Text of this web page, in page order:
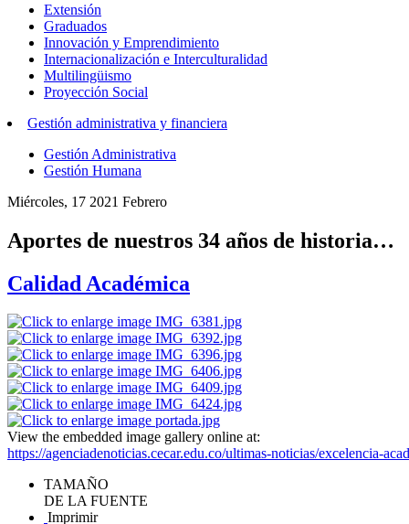
Extensión
Graduados
Innovación y Emprendimiento
Internacionalización e Interculturalidad
Multilingüismo
Proyección Social
Gestión administrativa y financiera
Gestión Administrativa
Gestión Humana
Miércoles, 17 2021 Febrero
Aportes de nuestros 34 años de historia…
Calidad Académica
View the embedded image gallery online at:
https://agenciadenoticias.cecar.edu.co/ultimas-noticias/excelencia-
TAMAÑO
DE LA FUENTE
Imprimir